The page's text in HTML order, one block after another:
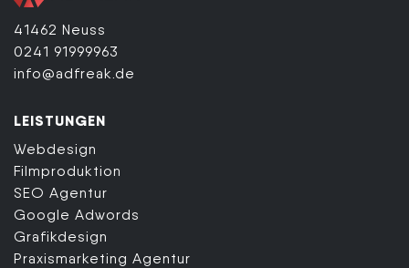
41462 Neuss
0241 91999963
info@adfreak.de
LEISTUNGEN
Webdesign
Filmproduktion
SEO Agentur
Google Adwords
Grafikdesign
Praxismarketing Agentur